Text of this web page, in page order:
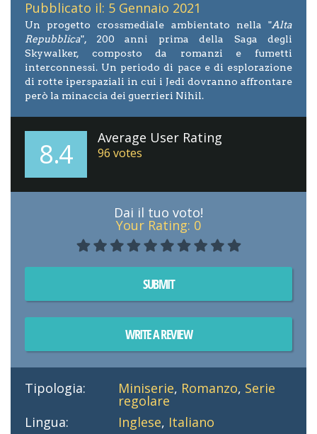
Pubblicato il: 5 Gennaio 2021
Un progetto crossmediale ambientato nella "Alta
Repubblica", 200 anni prima della Saga degli
Skywalker, composto da romanzi e fumetti
interconnessi. Un periodo di pace e di esplorazione
di rotte iperspaziali in cui i Jedi dovranno affrontare
però la minaccia dei guerrieri Nihil.
8.4 Average User Rating
96 votes
Dai il tuo voto!
Your Rating: 0
SUBMIT
WRITE A REVIEW
Tipologia: Miniserie, Romanzo, Serie
regolare
Lingua:
Inglese, Italiano